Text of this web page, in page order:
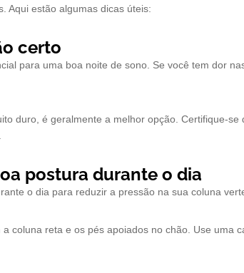
Aqui estão algumas dicas úteis:
certo
para uma boa noite de sono. Se você tem dor
duro, é geralmente a melhor opção. Certifique-
postura durante o dia
o dia para reduzir a pressão na sua coluna
coluna reta e os pés apoiados no chão. Use